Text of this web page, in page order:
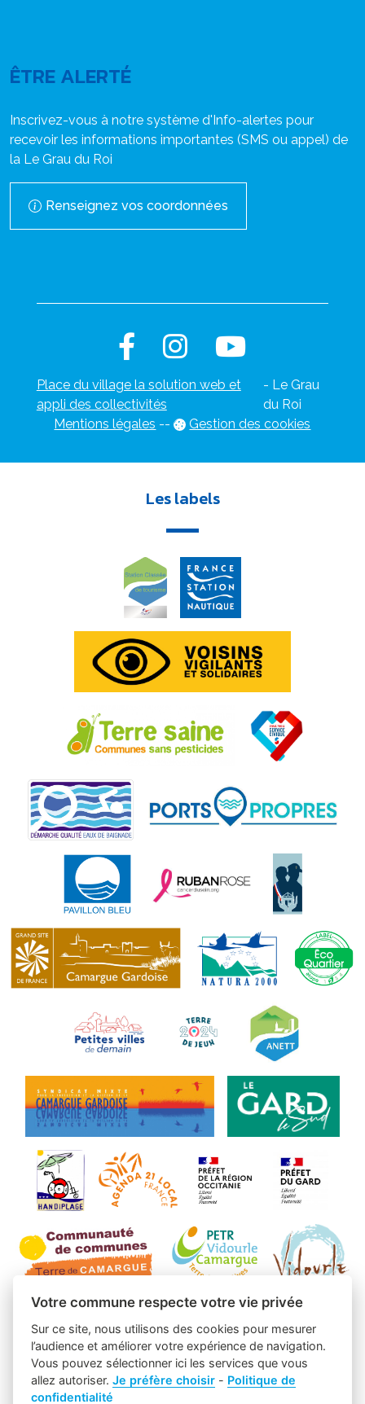
ÊTRE ALERTÉ
Inscrivez-vous à notre système d'Info-alertes pour
recevoir les informations importantes (SMS ou appel) de
la Le Grau du Roi
Renseignez vos coordonnées
Place du village la solution web et
appli des collectivités
- Le Grau
du Roi
Mentions légales -- Gestion des cookies
Les labels
Votre commune respecte votre vie privée
Sur ce site, nous utilisons des cookies pour mesurer
l’audience et améliorer votre expérience de navigation.
Vous pouvez sélectionner ici les services que vous
allez autoriser.Je préfère choisir - Politique de
confidentialité